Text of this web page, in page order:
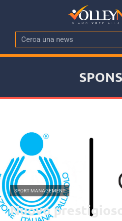
SPORT MANAGEMENT
Nuovo